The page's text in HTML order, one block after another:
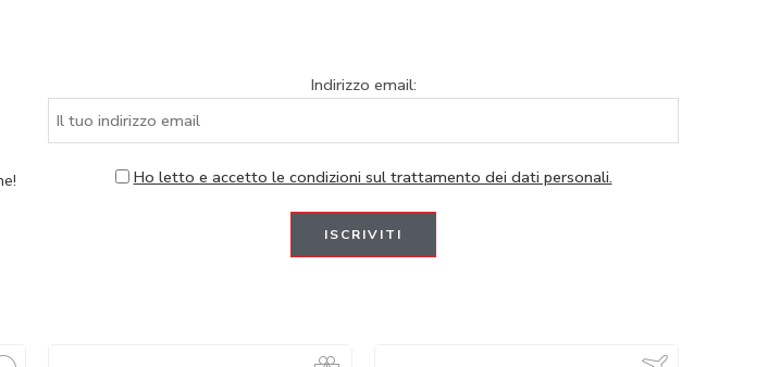
Indirizzo email:
Ho letto e accetto le condizioni sul trattamento dei dati personali.